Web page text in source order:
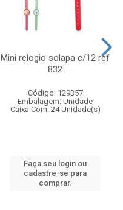
Mini relogio solapa c/12 ref
832
Código: 129357
Embalagem: Unidade
Caixa Com: 24 Unidade(s)
Faça seu login ou
cadastre-se para
comprar.